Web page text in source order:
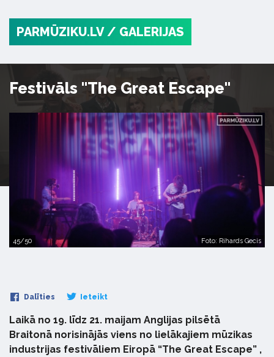
PARMŪZIKU.LV / GALERIJAS
Festivāls "The Great Escape"
45/50 Foto: Rihards Gecis
Dalīties Ieteikt
Laikā no 19. līdz 21. maijam Anglijas pilsētā
Braitonā norisinājās viens no lielākajiem mūzikas
industrijas festivāliem Eiropā “The Great Escape” ,